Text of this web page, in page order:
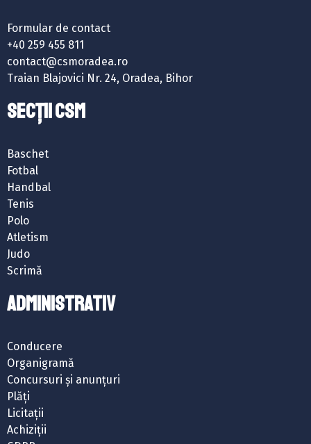
Formular de contact
+40 259 455 811
contact@csmoradea.ro
Traian Blajovici Nr. 24, Oradea, Bihor
SECȚII CSM
Baschet
Fotbal
Handbal
Tenis
Polo
Atletism
Judo
Scrimă
ADMINISTRATIV
Conducere
Organigramă
Concursuri și anunțuri
Plăți
Licitații
Achiziții